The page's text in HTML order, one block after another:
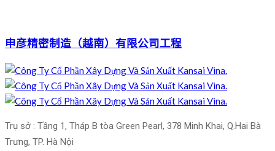
申彦精密制造（越南）有限公司工程
Trụ sở : Tầng 1, Tháp B tòa Green Pearl, 378 Minh Khai, Q.Hai Bà
Trưng, TP. Hà Nội